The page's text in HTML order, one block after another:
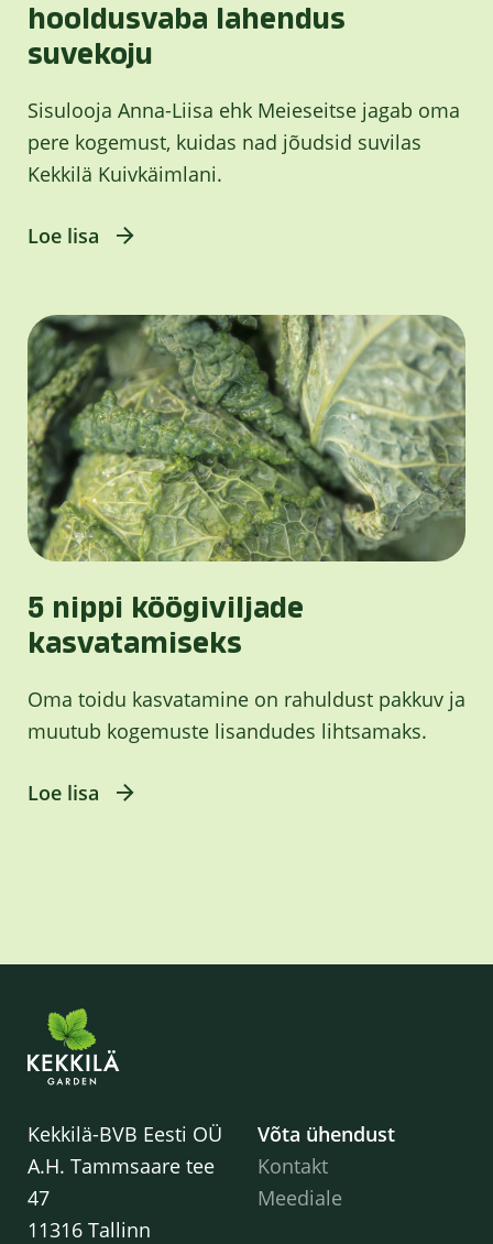
hooldusvaba lahendus
suvekoju
Sisulooja Anna-Liisa ehk Meieseitse jagab oma
pere kogemust, kuidas nad jõudsid suvilas
Kekkilä Kuivkäimlani.
Loe lisa
5 nippi köögiviljade
kasvatamiseks
Oma toidu kasvatamine on rahuldust pakkuv ja
muutub kogemuste lisandudes lihtsamaks.
Loe lisa
Kekkilä-BVB Eesti OÜ
A.H. Tammsaare tee
47
11316 Tallinn
Võta ühendust
Kontakt
Meediale